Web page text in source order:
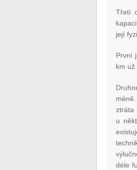
Třetí
její
První
km už
ztráta
u
déle